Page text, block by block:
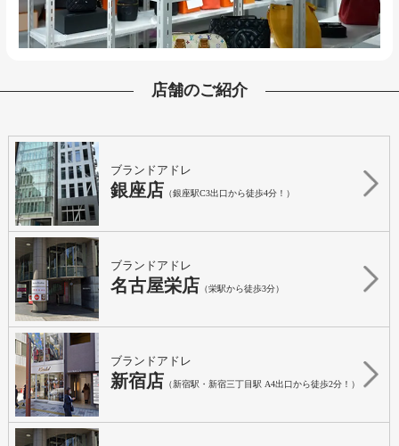
店舗のご紹介
ブランドアドレ
銀座店 （銀座駅C3出口から徒歩4分！）
ブランドアドレ
名古屋栄店 （栄駅から徒歩3分）
ブランドアドレ
新宿店 （新宿駅・新宿三丁目駅 A4出口から徒歩2分！）